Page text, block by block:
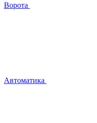
Ворота
Автоматика